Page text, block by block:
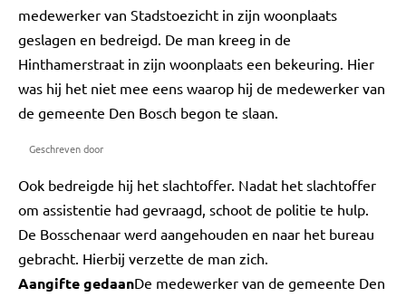
medewerker van Stadstoezicht in zijn woonplaats
geslagen en bedreigd. De man kreeg in de
Hinthamerstraat in zijn woonplaats een bekeuring. Hier
was hij het niet mee eens waarop hij de medewerker van
de gemeente Den Bosch begon te slaan.
Geschreven door
Ook bedreigde hij het slachtoffer. Nadat het slachtoffer
om assistentie had gevraagd, schoot de politie te hulp.
De Bosschenaar werd aangehouden en naar het bureau
gebracht. Hierbij verzette de man zich.
Aangifte gedaanDe medewerker van de gemeente Den